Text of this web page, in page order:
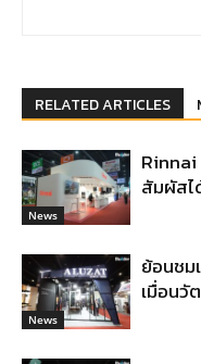
RELATED ARTICLES
News
Rinnai
สัมผัสไ
News
ย้อนชม
เมื่อนวั